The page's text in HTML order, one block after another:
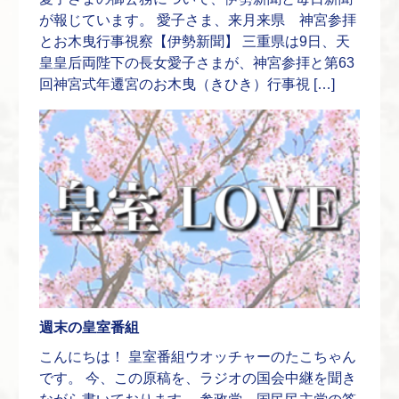
が報じています。 愛子さま、来月来県 神宮参拝
とお木曳行事視察【伊勢新聞】 三重県は9日、天
皇皇后両陛下の長女愛子さまが、神宮参拝と第63
回神宮式年遷宮のお木曳（きひき）行事視 […]
週末の皇室番組
こんにちは！ 皇室番組ウオッチャーのたこちゃん
です。 今、この原稿を、ラジオの国会中継を聞き